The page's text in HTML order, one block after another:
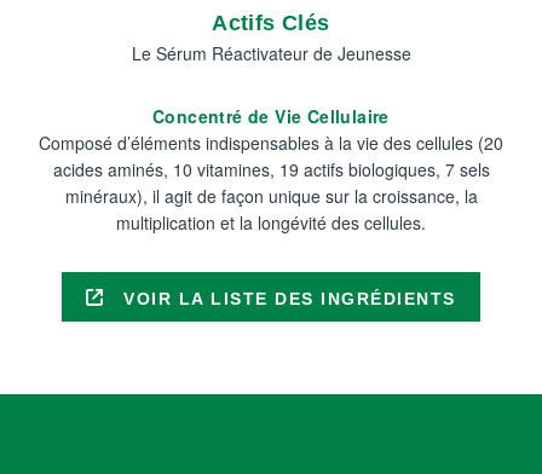
Actifs Clés
Le Sérum Réactivateur de Jeunesse
Concentré de Vie Cellulaire
Composé d’éléments indispensables à la vie des cellules (20
acides aminés, 10 vitamines, 19 actifs biologiques, 7 sels
minéraux), il agit de façon unique sur la croissance, la
multiplication et la longévité des cellules.
VOIR LA LISTE DES INGRÉDIENTS